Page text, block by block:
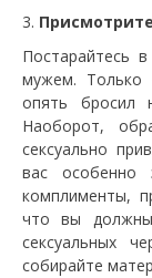
Постарайтесь
мужем. Только
опять бросил
Наоборот,
сексуально
вас особенно
комплименты,
что вы
сексуальных
собирайте